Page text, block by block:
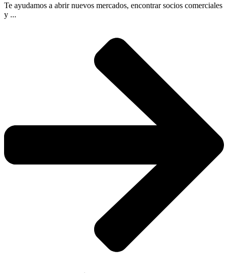
Te ayudamos a abrir nuevos mercados, encontrar socios comerciales
y ...